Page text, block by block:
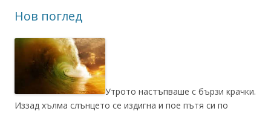
Нов поглед
Утрото настъпваше с бързи крачки.
Иззад хълма слънцето се издигна и пое пътя си по